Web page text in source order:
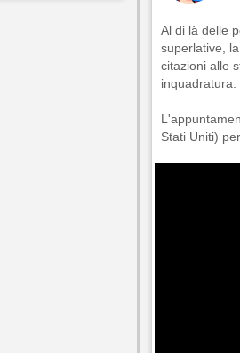
Al di là delle
superlative,
citazioni alle
inquadratura.
Stati Uniti)